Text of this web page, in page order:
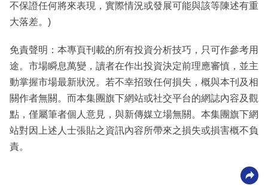
不保證任何將來表現，實際情況或發展可能與該等陳述有重
大落差。)
免責聲明：本專頁刊載的所有投資分析技巧，只可作參考用
途。市場瞬息萬變，讀者在作出投資決定前理應審慎，並主
動掌握市場最新狀況。若不幸招致任何損失，概與本刊及相
關作者無關。而本集團旗下網站或社交平台的網誌內容及觀
點，僅屬筆者個人意見，與新傳媒立場無關。本集團旗下網
站對因上述人士張貼之資訊內容所帶來之損失或損害概不負
責。